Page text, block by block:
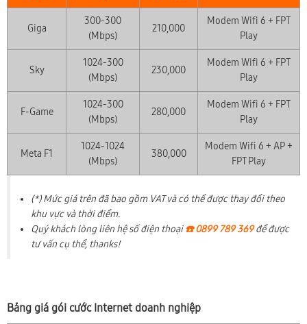
Giga
300-300
(Mbps)
210,000
Modem Wifi 6 + FPT
Play
Sky
1024-300
(Mbps)
230,000
Modem Wifi 6 + FPT
Play
F-Game
1024-300
(Mbps)
280,000
Modem Wifi 6 + FPT
Play
Meta F1
1024-1024
(Mbps)
380,000
Modem Wifi 6 + AP +
FPT Play
(*) Mức giá trên đã bao gồm VAT và có thể được thay đổi theo
khu vực và thời điểm.
Quý khách lòng liên hệ số điện thoại☎️ 0899 789 369để được
tư vấn cụ thể, thanks!
Bảng giá gói cước Internet doanh nghiệp